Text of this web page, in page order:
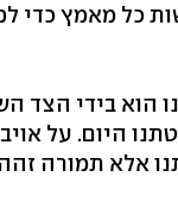
כל מאמץ כדי
הוא בידי הצד
היום. על
אלא תמורה